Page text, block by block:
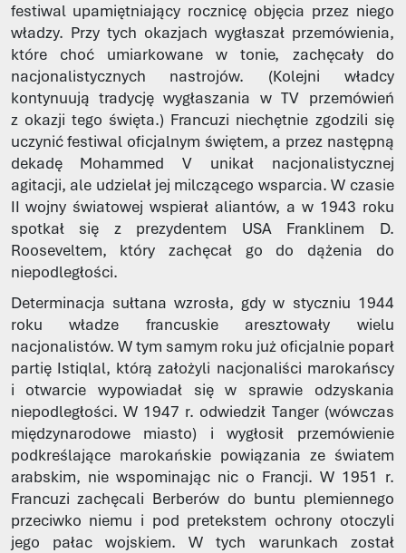
festiwal upamiętniający rocznicę objęcia przez niego
władzy. Przy tych okazjach wygłaszał przemówienia,
które choć umiarkowane w tonie, zachęcały do
nacjonalistycznych nastrojów. (Kolejni władcy
kontynuują tradycję wygłaszania w TV przemówień
z okazji tego święta.) Francuzi niechętnie zgodzili się
uczynić festiwal oficjalnym świętem, a przez następną
dekadę Mohammed V unikał nacjonalistycznej
agitacji, ale udzielał jej milczącego wsparcia. W czasie
II wojny światowej wspierał aliantów, a w 1943 roku
spotkał się z prezydentem USA Franklinem D.
Rooseveltem, który zachęcał go do dążenia do
niepodległości.
Determinacja sułtana wzrosła, gdy w styczniu 1944
roku władze francuskie aresztowały wielu
nacjonalistów. W tym samym roku już oficjalnie poparł
partię Istiqlal, którą założyli nacjonaliści marokańscy
i otwarcie wypowiadał się w sprawie odzyskania
niepodległości. W 1947 r. odwiedził Tanger (wówczas
międzynarodowe miasto) i wygłosił przemówienie
podkreślające marokańskie powiązania ze światem
arabskim, nie wspominając nic o Francji. W 1951 r.
Francuzi zachęcali Berberów do buntu plemiennego
przeciwko niemu i pod pretekstem ochrony otoczyli
jego pałac wojskiem. W tych warunkach został